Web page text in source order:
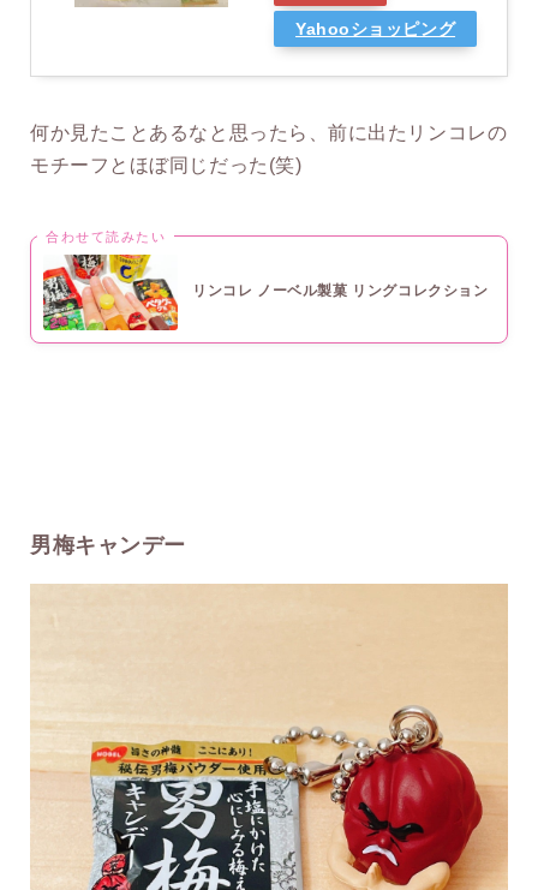
Yahooショッピング
何か見たことあるなと思ったら、前に出たリンコレの
モチーフとほぼ同じだった(笑)
合わせて読みたい
リンコレ ノーベル製菓 リングコレクション
男梅キャンデー